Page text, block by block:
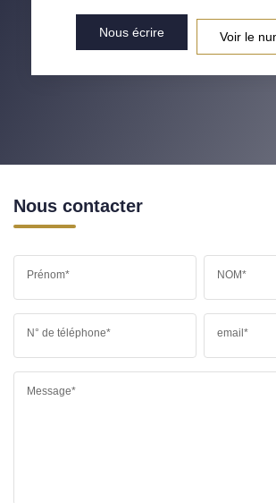
Nous écrire Voir le
Nous contacter
Prénom* NOM*
N° de téléphone* email*
Message*